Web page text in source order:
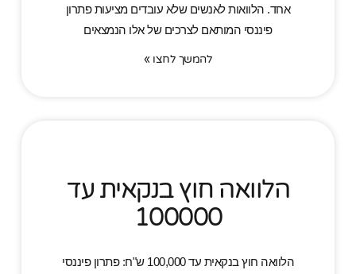
אחד. הלוואות לאנשים שלא עובדים מציעות פתרון
פיננסי המותאם לצרכים של אלו הנמצאים
להמשך לחצו »
הלוואה חוץ בנקאית עד
100000
הלוואה חוץ בנקאית עד 100,000 ש"ח: פתרון פיננסי